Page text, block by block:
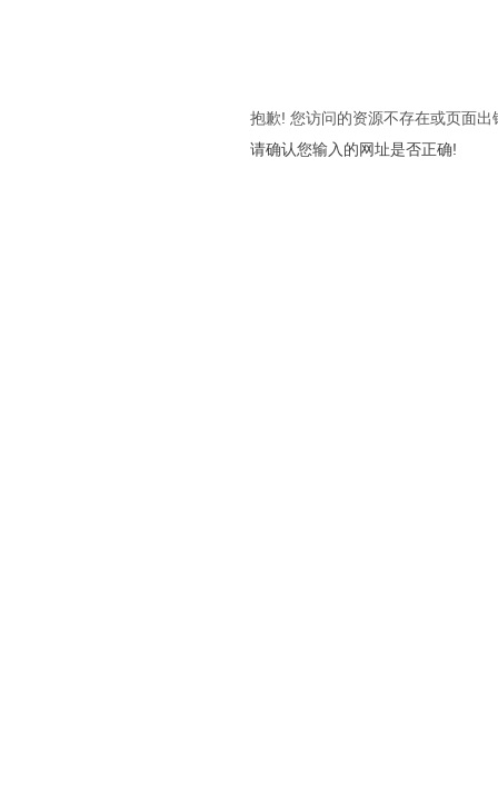
抱歉! 您访问的资源不存在或页面出
请确认您输入的网址是否正确!